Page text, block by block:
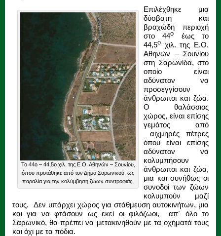
Το 44ο – 44,5ο χιλ. της Ε.Ο. Αθηνών – Σουνίου,
όπου προτάθηκε από τον Δήμο Σαρωνικού, ως
παραλία για την κολύμβηση ζώων συντροφιάς.
Επιλέχθηκε μια
δύσβατη και
βραχώδη περιοχή
στο 44ο
έως το
44,5ο χιλ. της Ε.Ο.
Αθηνών – Σουνίου
στη Σαρωνίδα, στο
οποίο είναι
αδύνατον να
προσεγγίσουν
άνθρωποι και ζώα.
Ο θαλάσσιος
χώρος, είναι επίσης
γεμάτος από
αιχμηρές πέτρες
όπου είναι επίσης
αδύνατον να
κολυμπήσουν
άνθρωποι και ζώα,
μια και συνήθως οι
συνοδοί των ζώων
κολυμπούν μαζί
τους. Δεν υπάρχει χώρος για στάθμευση αυτοκινήτων, μια
και για να φτάσουν ως εκεί οι φιλόζωοι, απ΄ όλο το
Σαρωνικό, θα πρέπει να μετακινηθούν με τα οχήματά τους
και όχι με τα πόδια.